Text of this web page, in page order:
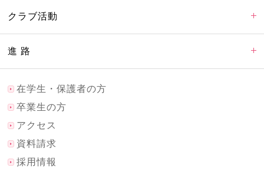
クラブ活動
進 路
在学生・保護者の方
卒業生の方
アクセス
資料請求
採用情報